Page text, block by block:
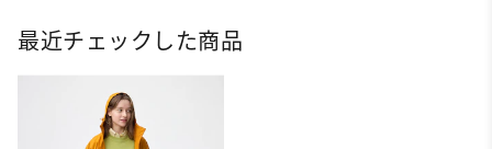
最近チェックした商品